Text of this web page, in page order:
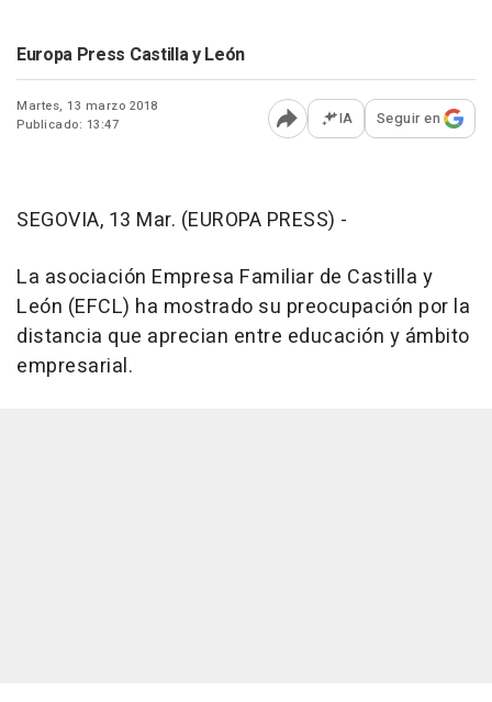
Europa Press Castilla y León
Martes, 13 marzo 2018
Publicado: 13:47
Abrir opciones para
IA Seguir en
SEGOVIA, 13 Mar. (EUROPA PRESS) -
La asociación Empresa Familiar de Castilla y
León (EFCL) ha mostrado su preocupación por la
distancia que aprecian entre educación y ámbito
empresarial.